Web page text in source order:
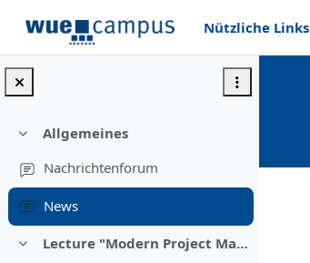
Nützliche Links
Einklappen
Allgemeines
Nachrichtenforum
News
Einklappen
Lecture "Modern Project Management in ICT", HUST, Hanoi, 2023